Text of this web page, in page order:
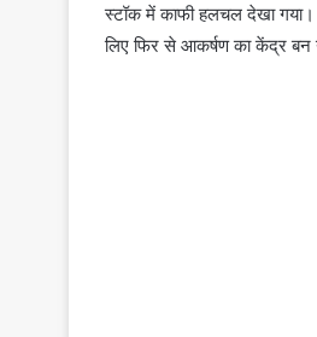
स्टॉक में काफी हलचल देखा
लिए फिर से आकर्षण का केंद्र बन